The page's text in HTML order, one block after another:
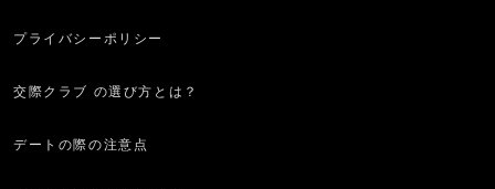
プライバシーポリシー
交際クラブ の選び方とは？
デートの際の注意点